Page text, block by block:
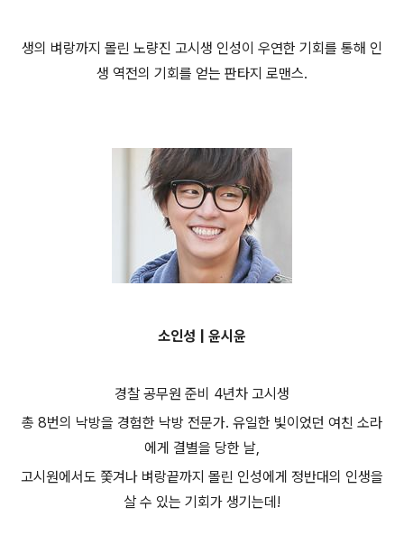
생의 벼랑까지 몰린 노량진 고시생 인성이 우연한 기회를 통해 인
생 역전의 기회를 얻는 판타지 로맨스.
소인성 | 윤시윤
경찰 공무원 준비 4년차 고시생
총 8번의 낙방을 경험한 낙방 전문가. 유일한 빛이었던 여친 소라
에게 결별을 당한 날,
고시원에서도 쫓겨나 벼랑끝까지 몰린 인성에게 정반대의 인생을
살 수 있는 기회가 생기는데!